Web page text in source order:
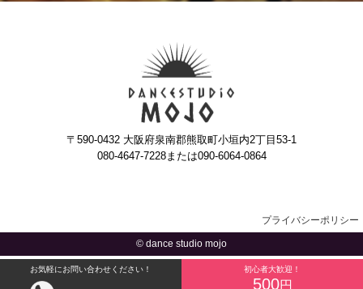
お気軽にお問い合わせください！ 初心者大歓迎！
500円
〒590-0432 大阪府泉南郡熊取町小垣内2丁目53-1
080-4647-7228または090-6064-0864
プライバシーポリシー
© dance studio mojo